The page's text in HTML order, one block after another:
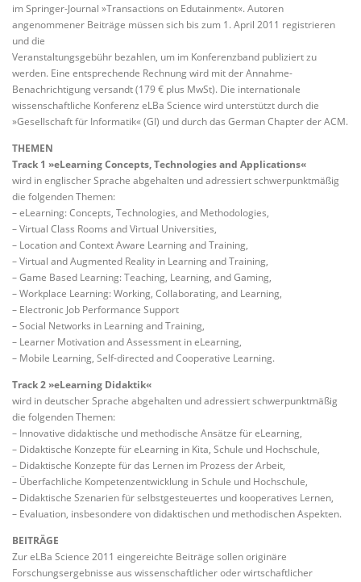
im Springer-Journal »Transactions on Edutainment«. Autoren
angenommener Beiträge müssen sich bis zum 1. April 2011 registrieren
und die
Veranstaltungsgebühr bezahlen, um im Konferenzband publiziert zu
werden. Eine entsprechende Rechnung wird mit der Annahme-
Benachrichtigung versandt (179 € plus MwSt). Die internationale
wissenschaftliche Konferenz eLBa Science wird unterstützt durch die
»Gesellschaft für Informatik« (GI) und durch das German Chapter der ACM.
THEMEN
Track 1 »eLearning Concepts, Technologies and Applications«
wird in englischer Sprache abgehalten und adressiert schwerpunktmäßig
die folgenden Themen:
– eLearning: Concepts, Technologies, and Methodologies,
– Virtual Class Rooms and Virtual Universities,
– Location and Context Aware Learning and Training,
– Virtual and Augmented Reality in Learning and Training,
– Game Based Learning: Teaching, Learning, and Gaming,
– Workplace Learning: Working, Collaborating, and Learning,
– Electronic Job Performance Support
– Social Networks in Learning and Training,
– Learner Motivation and Assessment in eLearning,
– Mobile Learning, Self-directed and Cooperative Learning.
Track 2 »eLearning Didaktik«
wird in deutscher Sprache abgehalten und adressiert schwerpunktmäßig
die folgenden Themen:
– Innovative didaktische und methodische Ansätze für eLearning,
– Didaktische Konzepte für eLearning in Kita, Schule und Hochschule,
– Didaktische Konzepte für das Lernen im Prozess der Arbeit,
– Überfachliche Kompetenzentwicklung in Schule und Hochschule,
– Didaktische Szenarien für selbstgesteuertes und kooperatives Lernen,
– Evaluation, insbesondere von didaktischen und methodischen Aspekten.
BEITRÄGE
Zur eLBa Science 2011 eingereichte Beiträge sollen originäre
Forschungsergebnisse aus wissenschaftlicher oder wirtschaftlicher